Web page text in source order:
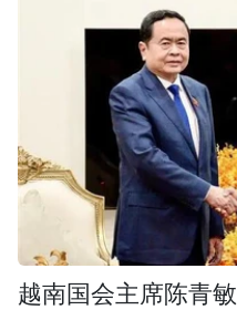
越南国会主席陈青